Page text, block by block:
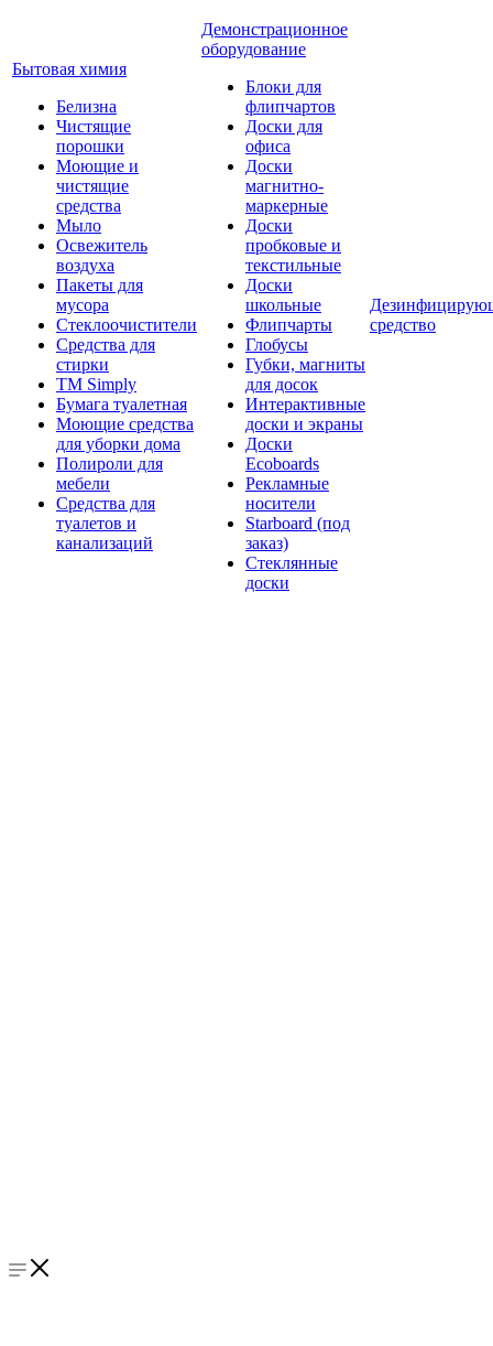
Бытовая химия
Белизна
Чистящие
порошки
Моющие и
чистящие
средства
Мыло
Освежитель
воздуха
Пакеты для
мусора
Стеклоочистители
Средства для
стирки
TM Simply
Бумага туалетная
Моющие средства
для уборки дома
Полироли для
мебели
Средства для
туалетов и
канализаций
Демонстрационное
оборудование
Блоки для
флипчартов
Доски для
офиса
Доски
магнитно-
маркерные
Доски
пробковые и
текстильные
Доски
школьные
Флипчарты
Глобусы
Губки, магниты
для досок
Интерактивные
доски и экраны
Доски
Ecoboards
Рекламные
носители
Starboard (под
заказ)
Стеклянные
доски
средство